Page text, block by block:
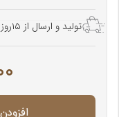
تولید و ارسال از ۱۵روز کاری پس از ثبت سفارش